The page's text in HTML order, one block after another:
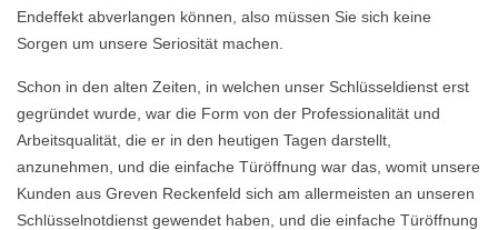
Endeffekt abverlangen können, also müssen Sie sich keine
Sorgen um unsere Seriosität machen.
Schon in den alten Zeiten, in welchen unser Schlüsseldienst erst
gegründet wurde, war die Form von der Professionalität und
Arbeitsqualität, die er in den heutigen Tagen darstellt,
anzunehmen, und die einfache Türöffnung war das, womit unsere
Kunden aus Greven Reckenfeld sich am allermeisten an unseren
Schlüsselnotdienst gewendet haben, und die einfache Türöffnung